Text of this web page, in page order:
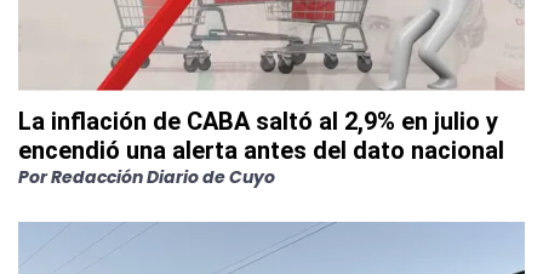
La inflación de CABA saltó al 2,9% en julio y
encendió una alerta antes del dato nacional
PorRedacción Diario de Cuyo